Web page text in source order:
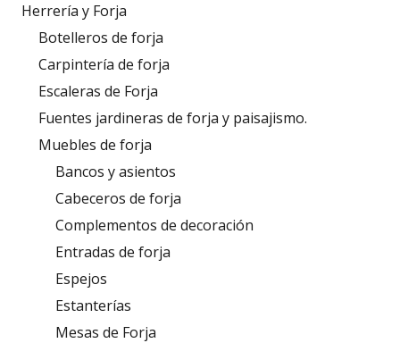
Herrería y Forja
Botelleros de forja
Carpintería de forja
Escaleras de Forja
Fuentes jardineras de forja y paisajismo.
Muebles de forja
Bancos y asientos
Cabeceros de forja
Complementos de decoración
Entradas de forja
Espejos
Estanterías
Mesas de Forja